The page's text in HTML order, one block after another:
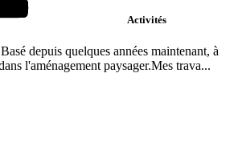
Activités
depuis quelques années maintenant, à
l'aménagement paysager.Mes trava...